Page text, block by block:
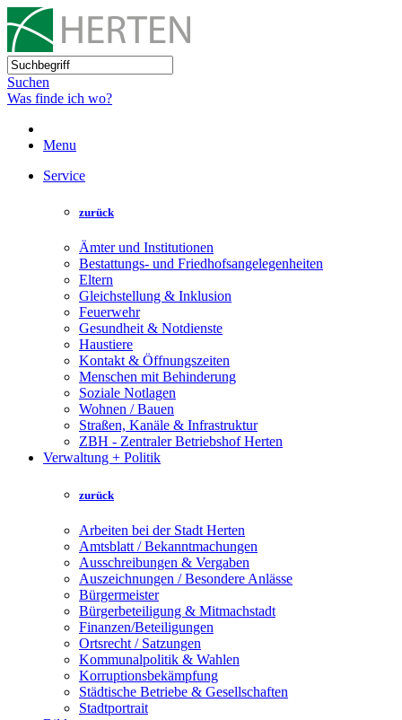
Suchen
Was finde ich wo?
Menu
Service
zurück
Ämter und Institutionen
Bestattungs- und Friedhofsangelegenheiten
Eltern
Gleichstellung & Inklusion
Feuerwehr
Gesundheit & Notdienste
Haustiere
Kontakt & Öffnungszeiten
Menschen mit Behinderung
Soziale Notlagen
Wohnen / Bauen
Straßen, Kanäle & Infrastruktur
ZBH - Zentraler Betriebshof Herten
Verwaltung + Politik
zurück
Arbeiten bei der Stadt Herten
Amtsblatt / Bekanntmachungen
Ausschreibungen & Vergaben
Auszeichnungen / Besondere Anlässe
Bürgermeister
Bürgerbeteiligung & Mitmachstadt
Finanzen/Beteiligungen
Ortsrecht / Satzungen
Kommunalpolitik & Wahlen
Korruptionsbekämpfung
Städtische Betriebe & Gesellschaften
Stadtportrait